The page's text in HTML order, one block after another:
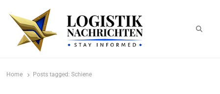
Home Posts tagged:Schiene